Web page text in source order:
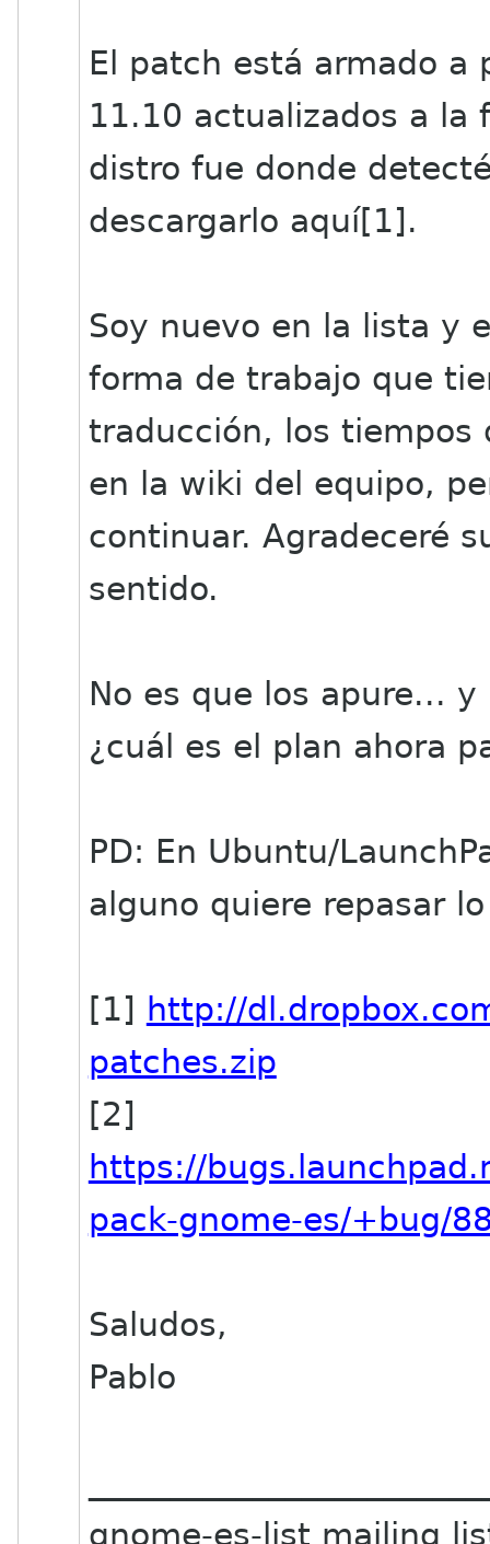
El patch está armado a
11.10 actualizados a la
distro fue donde
descargarlo aquí[1].
Soy nuevo en la lista y
forma de trabajo que
traducción, los tiempos
en la wiki del equipo,
continuar. Agradeceré
sentido.
No es que los apure...
¿cuál es el plan ahora
PD: En Ubuntu/
alguno quiere repasar
[1] http://
patches.zip
[2]
https://
pack-gnome-es/+bug/
Saludos,
Pablo
gnome-es-list mailing